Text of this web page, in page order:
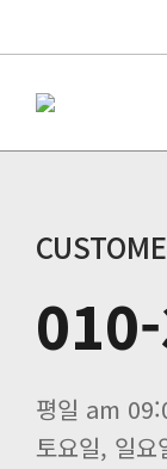
평일 am
토요일, 일요